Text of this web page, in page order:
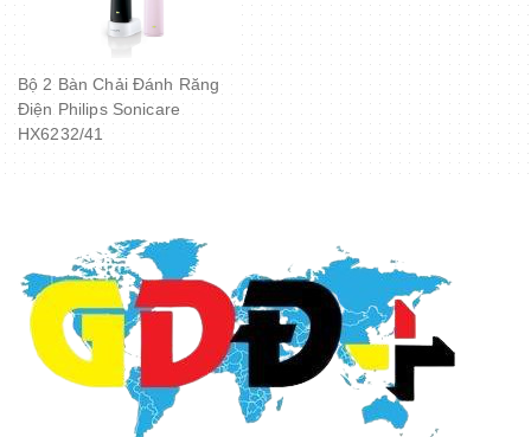
Bộ 2 Bàn Chải Đánh Răng
Điện Philips Sonicare
HX6232/41